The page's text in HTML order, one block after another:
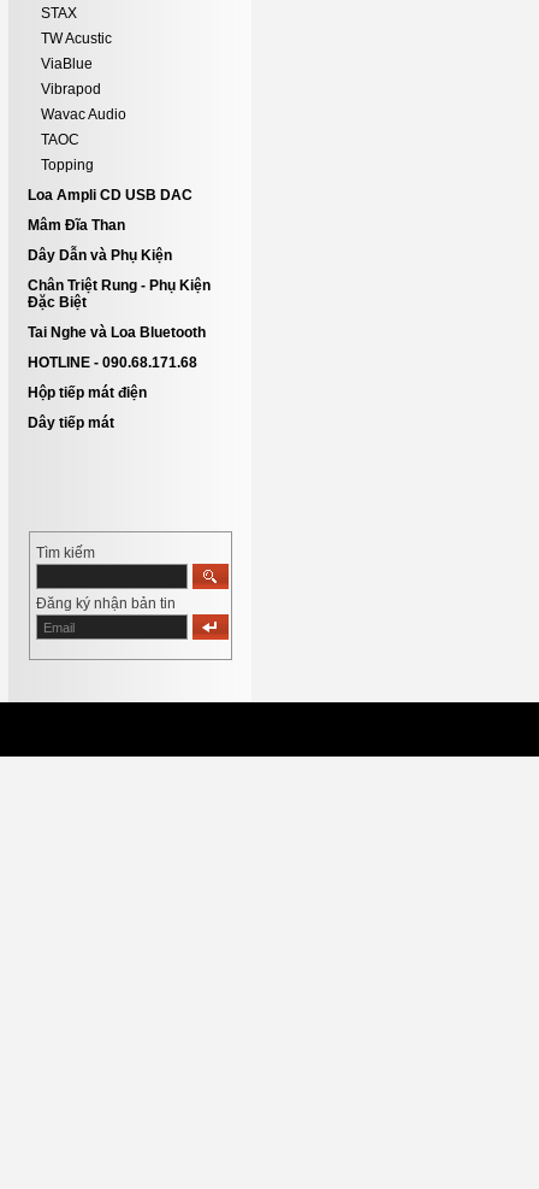
STAX
TW Acustic
ViaBlue
Vibrapod
Wavac Audio
TAOC
Topping
Loa Ampli CD USB DAC
Mâm Đĩa Than
Dây Dẫn và Phụ Kiện
Chân Triệt Rung - Phụ Kiện
Đặc Biệt
Tai Nghe và Loa Bluetooth
HOTLINE - 090.68.171.68
Hộp tiếp mát điện
Dây tiếp mát
Tìm kiếm
Đăng ký nhận bản tin